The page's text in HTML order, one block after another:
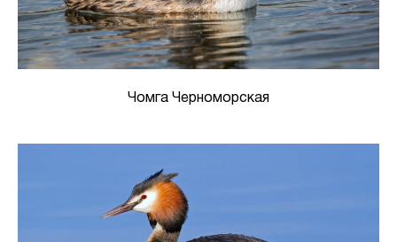
Чомга Черноморская